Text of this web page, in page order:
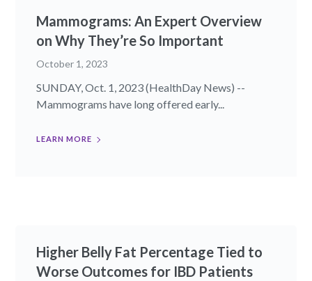
Mammograms: An Expert Overview
on Why They’re So Important
October 1, 2023
SUNDAY, Oct. 1, 2023 (HealthDay News) --
Mammograms have long offered early...
LEARN MORE
Higher Belly Fat Percentage Tied to
Worse Outcomes for IBD Patients